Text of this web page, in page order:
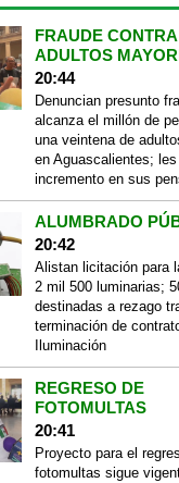
FRAUDE CONTRA
ADULTOS
20:44
Denuncian presunto
alcanza el millón de
una veintena de
en Aguascalientes;
incremento en sus
ALUMBRADO
20:42
Alistan licitación para
2 mil 500 luminarias;
destinadas a rezago
terminación de
Iluminación
REGRESO DE
FOTOMULTAS
20:41
Proyecto para el
fotomultas sigue